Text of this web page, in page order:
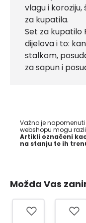
vlagu i
za kupatila.
Set za kupatilo
dijelova i to:
stalkom,
za sapun i
Važno je
webshopu mogu
Artikli označeni
na stanju te ih
Možda Vas